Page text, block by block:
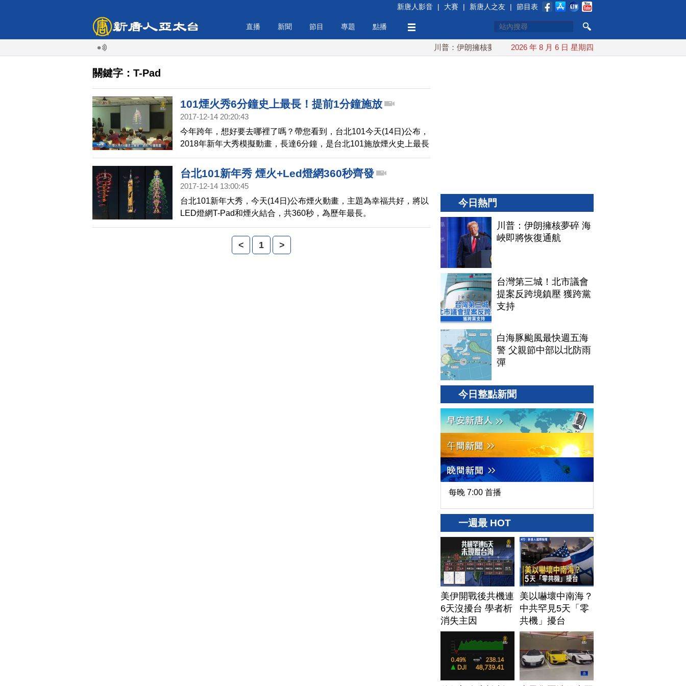
新唐人影音 | 大賽 | 新唐人之友 | 節目表
直播 新聞 節目 專題 點播
川普：伊朗擁核夢碎 海峽即將恢復通航 烏克蘭貨機旁驚現炸彈無人機
2026 年 8 月 6 日 星期四
關鍵字：T-Pad
101煙火秀6分鐘史上最長！提前1分鐘施放
2017-12-14 20:20:43
今年跨年，想好要去哪裡了嗎？帶您看到，台北101今天(14日)公布，
2018年新年大秀模擬動畫，長達6分鐘，是台北101施放煙火史上最長
紀錄，並宣布跨年煙火秀，將從跨年前1分鐘開始，陪民眾從2017年
跨到2018年。
台北101新年秀 煙火+Led燈網360秒齊發
2017-12-14 13:00:45
台北101新年大秀，今天(14日)公布煙火動畫，主題為幸福共好，將以
LED燈網T-Pad和煙火結合，共360秒，為歷年最長。
< 1 >
今日熱門
川普：伊朗擁核夢碎 海
峽即將恢復通航
台灣第三城！北市議會
提案反跨境鎮壓 獲跨黨
支持
白海豚颱風最快週五海
警 父親節中部以北防雨
彈
今日整點新聞
每晚 7:00 首播
一週最 HOT
美伊開戰後共機連
6天沒擾台 學者析
消失主因
美以嚇壞中南海？
中共罕見5天「零
共機」擾台